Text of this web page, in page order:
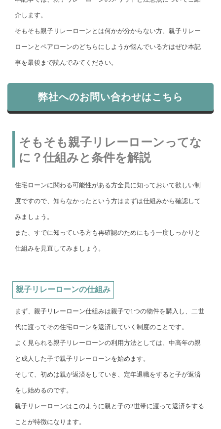
介します。
そもそも親子リレーローンとは何かが分からない方、親子リレー
ローンとペアローンのどちらにしようか悩んでいる方はぜひ本記
事を最後まで読んでみてください。
弊社へのお問い合わせはこちら
そもそも親子リレーローンってな
に？仕組みと条件を解説
住宅ローンに関わる可能性がある方全員に知っておいて欲しい制
度ですので、知らなかったという方はまずは仕組みから確認して
みましょう。
また、すでに知っている方も再確認のためにもう一度しっかりと
仕組みを見直してみましょう。
親子リレーローンの仕組み
まず、親子リレーローン仕組みは親子で1つの物件を購入し、二世
代に渡ってその住宅ローンを返済していく制度のことです。
よく見られる親子リレーローンの利用方法としては、中高年の親
と成人した子で親子リレーローンを始めます。
そして、初めは親が返済をしていき、定年退職をすると子が返済
をし始めるのです。
親子リレーローンはこのように親と子の2世帯に渡って返済をする
ことが特徴になります。